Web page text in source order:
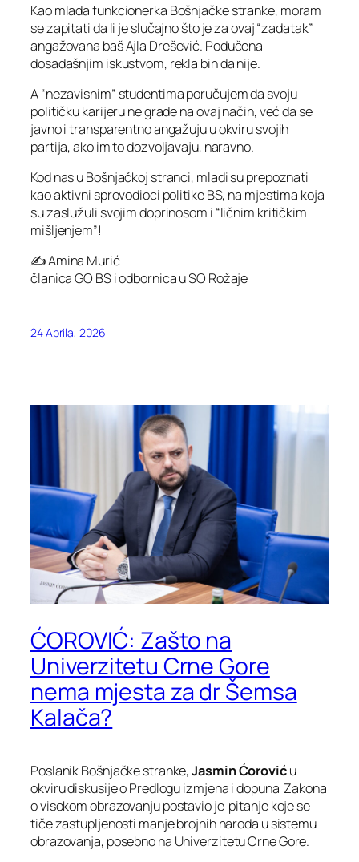
Kao mlada funkcionerka Bošnjačke stranke, moram
se zapitati da li je slučajno što je za ovaj “zadatak”
angažovana baš Ajla Drešević. Podučena
dosadašnjim iskustvom, rekla bih da nije.
A “nezavisnim” studentima poručujem da svoju
političku karijeru ne grade na ovaj način, već da se
javno i transparentno angažuju u okviru svojih
partija, ako im to dozvoljavaju, naravno.
Kod nas u Bošnjačkoj stranci, mladi su prepoznati
kao aktivni sprovodioci politike BS, na mjestima koja
su zaslužuli svojim doprinosom i “ličnim kritičkim
mišljenjem”!
✍️ Amina Murić
članica GO BS i odbornica u SO Rožaje
24 Aprila, 2026
ĆOROVIĆ: Zašto na
Univerzitetu Crne Gore
nema mjesta za dr Šemsa
Kalača?
Poslanik Bošnjačke stranke,Jasmin Ćoroviću
okviru diskusije o Predlogu izmjena i dopuna Zakona
o visokom obrazovanju postavio je pitanje koje se
tiče zastupljenosti manje brojnih naroda u sistemu
obrazovanja, posebno na Univerzitetu Crne Gore.